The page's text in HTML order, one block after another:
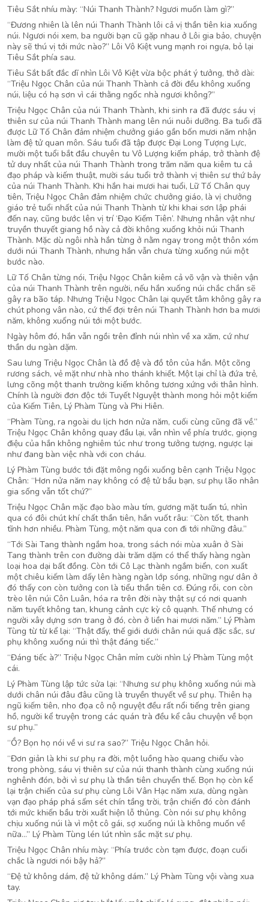
Tiêu Sắt nhíu mày: “Núi Thanh Thành? Ngươi muốn làm gì?”
“Đương nhiên là lên núi Thanh Thành lôi cả vị thần tiên kia xuống
núi. Ngươi nói xem, ba người bạn cũ gặp nhau ở Lôi gia bảo, chuyện
này sẽ thú vị tới mức nào?” Lôi Vô Kiệt vung mạnh roi ngựa, bỏ lại
Tiêu Sắt phía sau.
Tiêu Sắt bất đắc dĩ nhìn Lôi Vô Kiệt vừa bộc phát ý tưởng, thở dài:
“Triệu Ngọc Chân của núi Thanh Thành cả đời đều không xuống
núi, liệu có hạ sơn vì cái thằng ngốc nhà ngươi không?”
Triệu Ngọc Chân của núi Thanh Thành, khi sinh ra đã được sáu vị
thiên sư của núi Thanh Thành mang lên núi nuôi dưỡng. Ba tuổi đã
được Lữ Tố Chân đảm nhiệm chưởng giáo gần bốn mươi năm nhận
làm đệ tử quan môn. Sáu tuổi đã tập được Đại Long Tượng Lực,
mười một tuổi bắt đầu chuyên tu Vô Lượng kiếm pháp, trở thành đệ
tử duy nhất của núi Thanh Thành trong trăm năm qua kiêm tu cả
đạo pháp và kiếm thuật, mười sáu tuổi trở thành vị thiên sư thứ bảy
của núi Thanh Thành. Khi hắn hai mươi hai tuổi, Lữ Tố Chân quy
tiên, Triệu Ngọc Chân đảm nhiệm chức chưởng giáo, là vị chưởng
giáo trẻ tuổi nhất của núi Thanh Thành từ khi khai sơn lập phái
đến nay, cũng bước lên vị trí ‘Đạo Kiếm Tiên’. Nhưng nhân vật như
truyền thuyết giang hồ này cả đời không xuống khỏi núi Thanh
Thành. Mặc dù ngôi nhà hắn từng ở nằm ngay trong một thôn xóm
dưới núi Thanh Thành, nhưng hắn vẫn chưa từng xuống núi một
bước nào.
Lữ Tố Chân từng nói, Triệu Ngọc Chân kiêm cả võ vận và thiên vận
của núi Thanh Thành trên người, nếu hắn xuống núi chắc chắn sẽ
gây ra bão táp. Nhưng Triệu Ngọc Chân lại quyết tâm không gây ra
chút phong vân nào, cứ thế đợi trên núi Thanh Thành hơn ba mươi
năm, không xuống núi tới một bước.
Ngày hôm đó, hắn vẫn ngồi trên đỉnh núi nhìn về xa xăm, cứ như
thần du ngàn dặm.
Sau lưng Triệu Ngọc Chân là đồ đệ và đồ tôn của hắn. Một cõng
rương sách, vẻ mặt như nhà nho thánh khiết. Một lại chỉ là đứa trẻ,
lưng cõng một thanh trường kiếm không tương xứng với thân hình.
Chính là người đơn độc tới Tuyết Nguyệt thành mong hỏi một kiếm
của Kiếm Tiên, Lý Phàm Tùng và Phi Hiên.
“Phàm Tùng, ra ngoài du lịch hơn nửa năm, cuối cùng cũng đã về.”
Triệu Ngọc Chân không quay đầu lại, vẫn nhìn về phía trước, giọng
điệu của hắn không nghiêm túc như trong tưởng tượng, ngược lại
như đang bàn việc nhà với con cháu.
Lý Phàm Tùng bước tới đặt mông ngồi xuống bên cạnh Triệu Ngọc
Chân: “Hơn nửa năm nay không có đệ tử bầu bạn, sư phụ lão nhân
gia sống vẫn tốt chứ?”
Triệu Ngọc Chân mặc đạo bào màu tím, gương mặt tuấn tú, nhìn
qua có đôi chút khí chất thần tiên, hắn vuốt râu: “Còn tốt, thanh
tĩnh hơn nhiều. Phàm Tùng, một năm qua con đi tới những đâu.”
“Tới Sài Tang thành ngắm hoa, trong sách nói mùa xuân ở Sài
Tang thành trên con đường dài trăm dặm có thể thấy hàng ngàn
loại hoa dại bất đồng. Còn tới Cô Lạc thành ngắm biển, con xuất
một chiêu kiếm làm dấy lên hàng ngàn lớp sóng, những ngư dân ở
đó thấy con còn tưởng con là tiểu thần tiên cơ. Đúng rồi, con còn
trèo lên núi Côn Luân, hóa ra trên đời này thật sự có nơi quanh
năm tuyết không tan, khung cảnh cực kỳ cô quạnh. Thế nhưng có
người xây dựng sơn trang ở đó, còn ở liền hai mươi năm.” Lý Phàm
Tùng từ từ kể lại: “Thật đấy, thế giới dưới chân núi quá đặc sắc, sư
phụ không xuống núi thì thật đáng tiếc.”
“Đáng tiếc à?” Triệu Ngọc Chân mỉm cười nhìn Lý Phàm Tùng một
cái.
Lý Phàm Tùng lập tức sửa lại: “Nhưng sư phụ không xuống núi mà
dưới chân núi đâu đâu cũng là truyền thuyết về sư phụ. Thiên hạ
ngũ kiếm tiên, nho đọa cô nộ nguyệt đều rất nổi tiếng trên giang
hồ, người kể truyện trong các quán trà đều kể câu chuyện về bọn
sư phụ.”
“Ồ? Bọn họ nói về vi sư ra sao?” Triệu Ngọc Chân hỏi.
“Đơn giản là khi sư phụ ra đời, một luồng hào quang chiếu vào
trong phòng, sáu vị thiên sư của núi thanh thành cùng xuống núi
nghênh đón, bởi vì sư phụ là thần tiên chuyển thế. Bọn họ còn kể
lại trận chiến của sư phụ cùng Lôi Vân Hạc năm xưa, dùng ngàn
vạn đạo pháp phá sấm sét chín tầng trời, trận chiến đó còn đánh
tới mức khiến bầu trời xuất hiện lỗ thủng. Còn nói sư phụ không
chịu xuống núi là vì một cô gái, sợ xuống núi là không muốn về
nữa…” Lý Phàm Tùng lén lút nhìn sắc mặt sư phụ.
Triệu Ngọc Chân nhíu mày: “Phía trước còn tạm được, đoạn cuối
chắc là ngươi nói bậy hả?”
“Đệ tử không dám, đệ tử không dám.” Lý Phàm Tùng vội vàng xua
tay.